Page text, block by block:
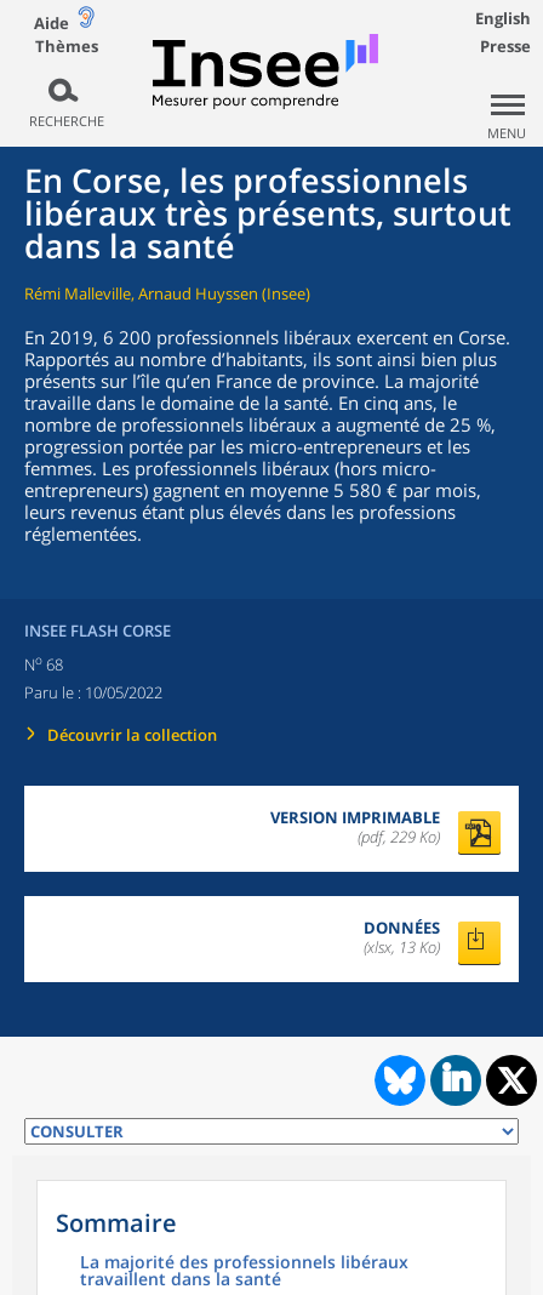
Aide
Thèmes
RECHERCHE
English
Presse
MENU
En Corse, les professionnels
libéraux très présents, surtout
dans la santé
Rémi Malleville, Arnaud Huyssen (Insee)
En 2019, 6 200 professionnels libéraux exercent en Corse.
Rapportés au nombre d’habitants, ils sont ainsi bien plus
présents sur l’île qu’en France de province. La majorité
travaille dans le domaine de la santé. En cinq ans, le
nombre de professionnels libéraux a augmenté de 25 %,
progression portée par les micro-entrepreneurs et les
femmes. Les professionnels libéraux (hors micro-
entrepreneurs) gagnent en moyenne 5 580 € par mois,
leurs revenus étant plus élevés dans les professions
réglementées.
INSEE FLASH CORSE
No 68
Paru le : 10/05/2022
Découvrir la collection
VERSION IMPRIMABLE
(pdf, 229 Ko)
DONNÉES
(xlsx, 13 Ko)
Sommaire
La majorité des professionnels libéraux
travaillent dans la santé